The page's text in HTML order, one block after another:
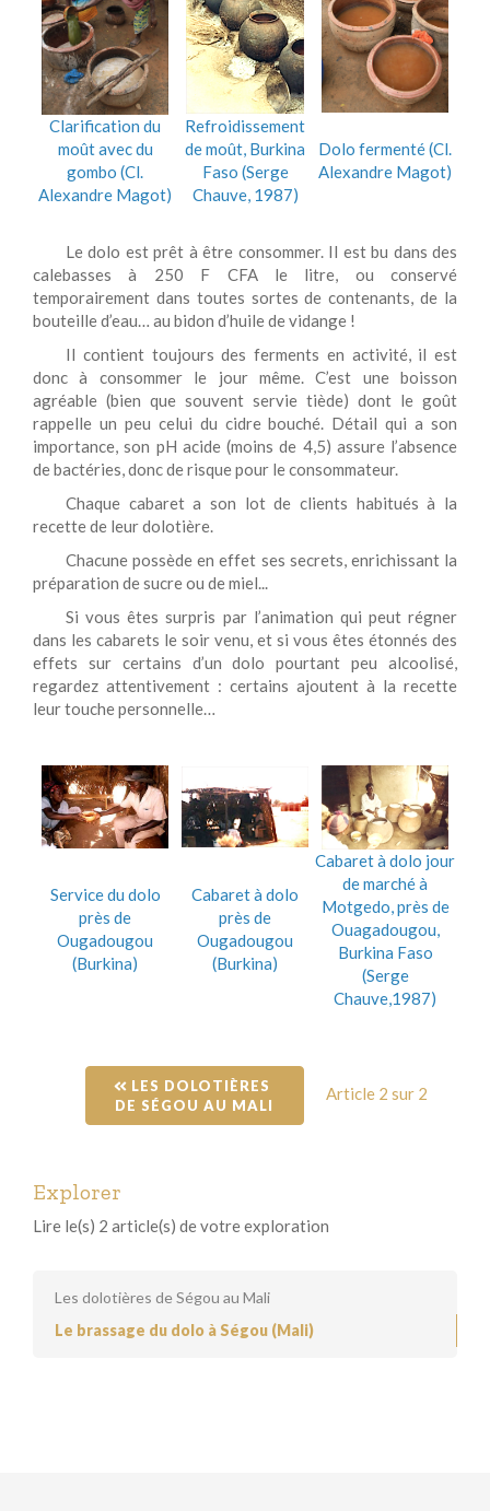
Clarification du
moût avec du
gombo (Cl.
Alexandre Magot)
Refroidissement
de moût, Burkina
Faso (Serge
Chauve, 1987)
Dolo fermenté (Cl.
Alexandre Magot)
Le dolo est prêt à être consommer. Il est bu dans des
calebasses à 250 F CFA le litre, ou conservé
temporairement dans toutes sortes de contenants, de la
bouteille d’eau… au bidon d’huile de vidange !
Il contient toujours des ferments en activité, il est
donc à consommer le jour même. C’est une boisson
agréable (bien que souvent servie tiède) dont le goût
rappelle un peu celui du cidre bouché. Détail qui a son
importance, son pH acide (moins de 4,5) assure l’absence
de bactéries, donc de risque pour le consommateur.
Chaque cabaret a son lot de clients habitués à la
recette de leur dolotière.
Chacune possède en effet ses secrets, enrichissant la
préparation de sucre ou de miel...
Si vous êtes surpris par l’animation qui peut régner
dans les cabarets le soir venu, et si vous êtes étonnés des
effets sur certains d’un dolo pourtant peu alcoolisé,
regardez attentivement : certains ajoutent à la recette
leur touche personnelle…
Service du dolo
près de
Ougadougou
(Burkina)
Cabaret à dolo
près de
Ougadougou
(Burkina)
Cabaret à dolo jour
de marché à
Motgedo, près de
Ouagadougou,
Burkina Faso
(Serge
Chauve,1987)
LES DOLOTIÈRES
DE SÉGOU AU MALI
Article 2 sur 2
Explorer
Lire le(s) 2 article(s) de votre exploration
Les dolotières de Ségou au Mali
Le brassage du dolo à Ségou (Mali)